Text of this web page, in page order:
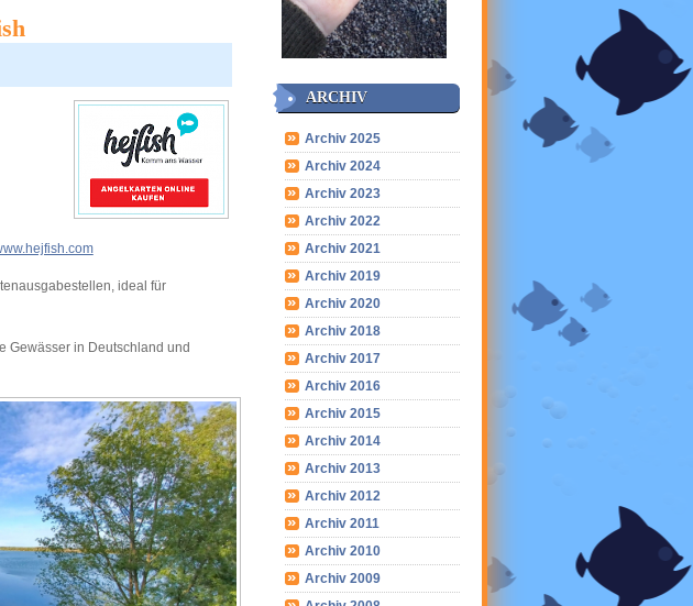
ideal für
Gewässer in Deutschland und
ARCHIV
Archiv 2025
Archiv 2024
Archiv 2023
Archiv 2022
Archiv 2021
Archiv 2019
Archiv 2020
Archiv 2018
Archiv 2017
Archiv 2016
Archiv 2015
Archiv 2014
Archiv 2013
Archiv 2012
Archiv 2011
Archiv 2010
Archiv 2009